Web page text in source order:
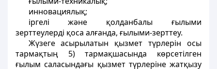
инновациялық;
іргелі және қолданбалы ғылыми
зерттеулерді қоса алғанда, ғылыми-зерттеу.
Жүзеге асырылатын қызмет түрлерін осы
тармақтың 5) тармақшасында көрсетілген
ғылым саласындағы қызмет түрлеріне жатқызу